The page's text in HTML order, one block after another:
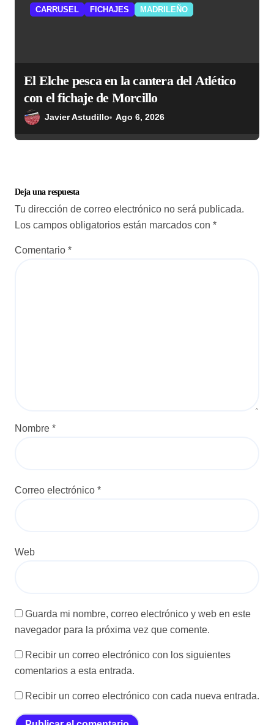
CARRUSEL FICHAJES MADRILEÑO
El Elche pesca en la cantera del Atlético
con el fichaje de Morcillo
Javier Astudillo Ago 6, 2026
Deja una respuesta
Tu dirección de correo electrónico no será publicada.
Los campos obligatorios están marcados con *
Comentario *
Nombre *
Correo electrónico *
Web
Guarda mi nombre, correo electrónico y web en este
navegador para la próxima vez que comente.
Recibir un correo electrónico con los siguientes
comentarios a esta entrada.
Recibir un correo electrónico con cada nueva entrada.